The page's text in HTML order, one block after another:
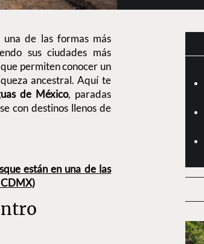
de las formas más
sus ciudades más
permiten conocer un
ancestral. Aquí te
de México, paradas
con destinos llenos de
están en una de las
CDMX)